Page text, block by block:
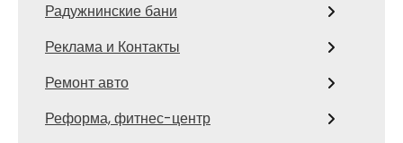
Радужнинские бани
Реклама и Контакты
Ремонт авто
Реформа, фитнес-центр